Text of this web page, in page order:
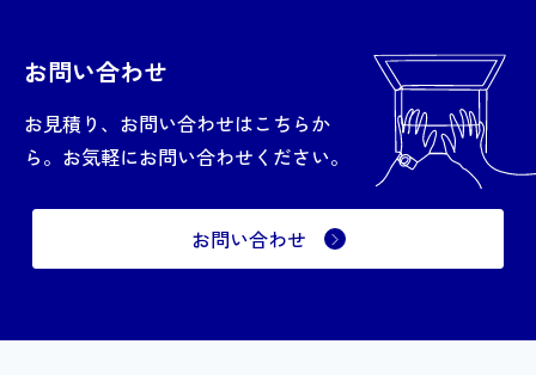
お問い合わせ
お見積り、お問い合わせはこちらか
ら。お気軽にお問い合わせください。
お問い合わせ